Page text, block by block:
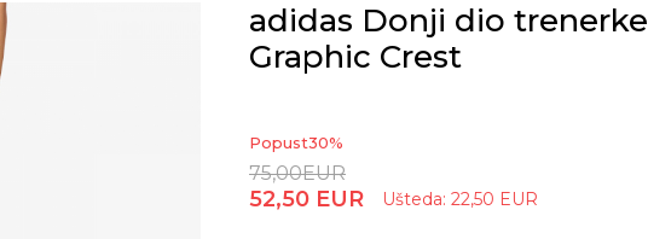
adidas Donji dio trenerke
Graphic Crest
Popust30%
75,00EUR
52,50 EUR Ušteda: 22,50 EUR